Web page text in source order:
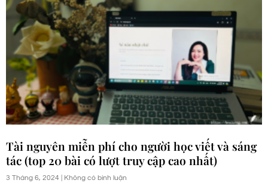
Tài nguyên miễn phí cho người học viết và sáng
tác (top 20 bài có lượt truy cập cao nhất)
3 Tháng 6, 2024 Không có bình luận